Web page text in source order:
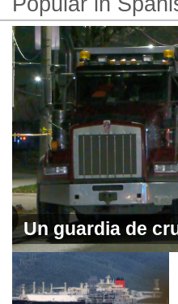
Un guardia de
perece